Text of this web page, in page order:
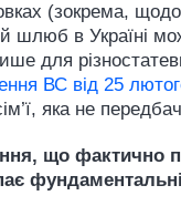
(зокрема,
шлюб в Україні
для
ВС від 25
яка не
що фактично